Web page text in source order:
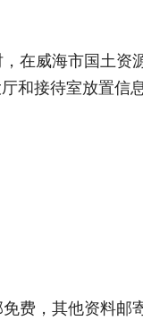
在威海市国土资
和接待室放置信
费，其他资料邮